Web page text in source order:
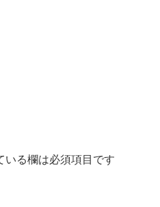
いる欄は必須項目です